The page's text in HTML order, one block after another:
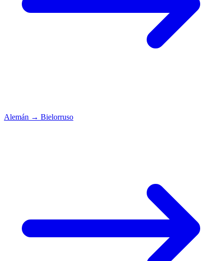
Alemán → Bielorruso